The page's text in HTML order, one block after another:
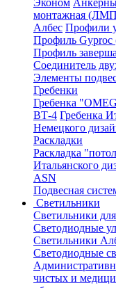
Эконом
монтажная
Албес Профили
Профиль Gyproc
Профиль
Соединитель
Элементы
Гребенки
Гребенка
ВТ-4 Гребенка
Немецкого
Раскладки
Раскладка
Итальянского
АSN
Подвесная
Светильники
Светильники
Светодиодные
Светильники
Светодиодные
чистых и